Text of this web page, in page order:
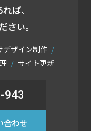
ば、
さい。
デザイン制作
サイト更新
943
合わせ